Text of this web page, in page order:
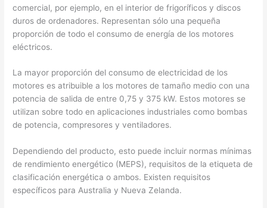
comercial, por ejemplo, en el interior de frigoríficos y discos
duros de ordenadores. Representan sólo una pequeña
proporción de todo el consumo de energía de los motores
eléctricos.
La mayor proporción del consumo de electricidad de los
motores es atribuible a los motores de tamaño medio con una
potencia de salida de entre 0,75 y 375 kW. Estos motores se
utilizan sobre todo en aplicaciones industriales como bombas
de potencia, compresores y ventiladores.
Dependiendo del producto, esto puede incluir normas mínimas
de rendimiento energético (MEPS), requisitos de la etiqueta de
clasificación energética o ambos. Existen requisitos
específicos para Australia y Nueva Zelanda.